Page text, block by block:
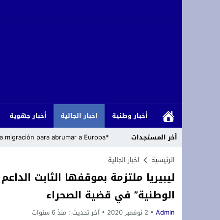
أخبار وطنية اخبار الجالية أخبار جهوية
أخر المستجدات
*Cómo los islamistas han armado la migración para abrumar a Europa*
رئاسة حزب التجديد والتقدم تعلن
زلزال داخل حلف الناتو: الولايات
تعزية ومواساة: ببالغ الحزن والأسى
أزغنغان تحتضن “الدوري المصغر لكرة
الرئيسية اخبار الجالية
ليبيريا ملتزمة بموقفها الثابت
الوطنية” في قضية الصحراء
Admin 2 نوفمبر 2020 آخر تحديث : منذ 6 سنوات